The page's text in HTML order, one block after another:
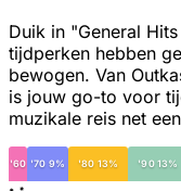
Duik in "General
tijdperken hebben
bewogen. Van
is jouw go-to voor
muzikale reis net
'60 '70 9% '80 13% '90 13%